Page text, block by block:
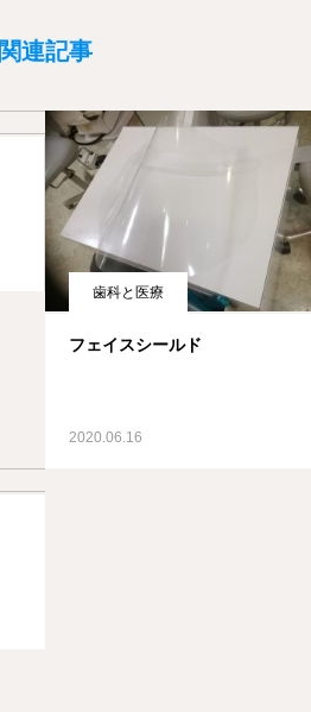
関連記事
歯科と医療
フェイスシールド
2020.06.16